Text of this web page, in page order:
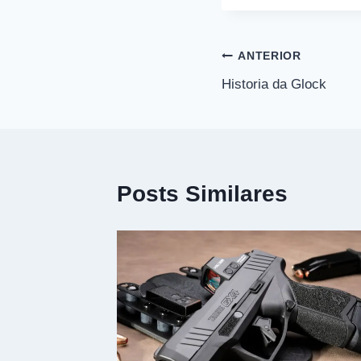
Navegação
de
ANTERIOR
Historia da Glock
Posts Similares